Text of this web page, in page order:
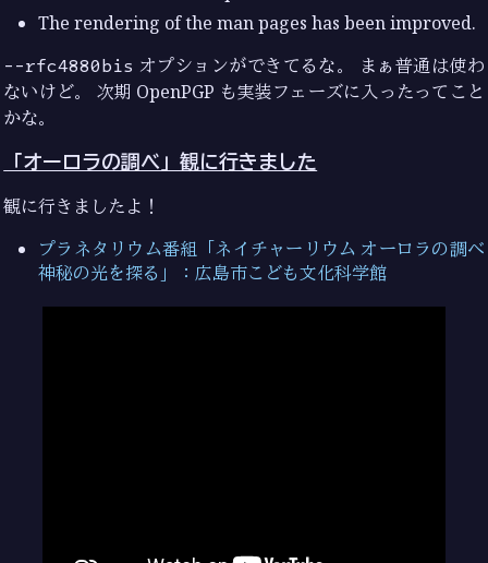
The rendering of the man pages has been improved.
--rfc4880bis オプションができてるな。 まぁ普通は使わ
ないけど。 次期 OpenPGP も実装フェーズに入ったってこと
かな。
「オーロラの調べ」観に行きました
観に行きましたよ！
プラネタリウム番組「ネイチャーリウム オーロラの調べ
神秘の光を探る」：広島市こども文化科学館